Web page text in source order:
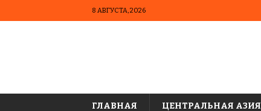
8 АВГУСТА, 2026
ГЛАВНАЯ ЦЕНТРАЛЬНАЯ АЗИЯ